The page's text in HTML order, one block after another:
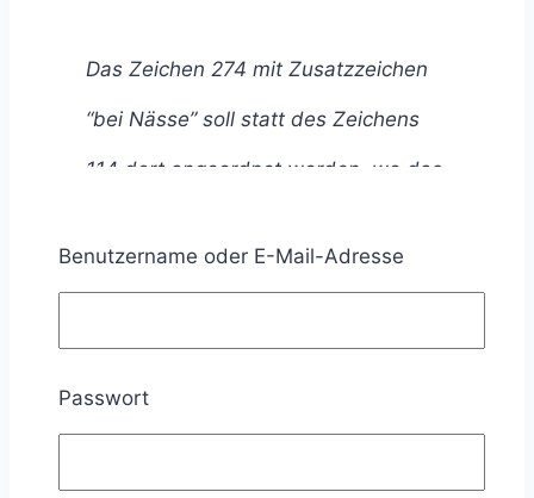
Das Zeichen 274 mit Zusatzzeichen
“bei Nässe” soll statt des Zeichens
114 dort angeordnet werden, wo das
ausreicht.
Benutzername oder E-Mail-Adresse
Passwort